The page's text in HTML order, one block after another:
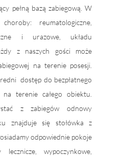
pełną bazą zabiegową. W
reumatologiczne,
i urazowe, układu
z naszych gości może
na terenie posesji.
dostęp do bezpłatnego
na terenie całego obiektu.
z zabiegów odnowy
znajduje się stołówka z
odpowiednie pokoje
wypoczynkowe,